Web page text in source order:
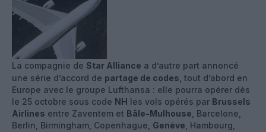
La compagnie de Star Alliance a d’autre part annoncé
une série d’accord de partage de codes , tout d’abord en
Europe avec le groupe Lufthansa : elle pourra opérer dès
le 25 octobre sous code NH les vols opérés par Brussels
Airlines entre Zaventem et Bâle-Mulhouse , Barcelone,
Berlin, Birmingham, Copenhague, Genève , Hambourg,